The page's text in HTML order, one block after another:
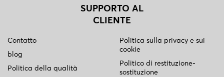
SUPPORTO AL
CLIENTE
Contatto
blog
Politica della qualità
Politica sulla privacy e sui
cookie
Politico di restituzione-
sostituzione